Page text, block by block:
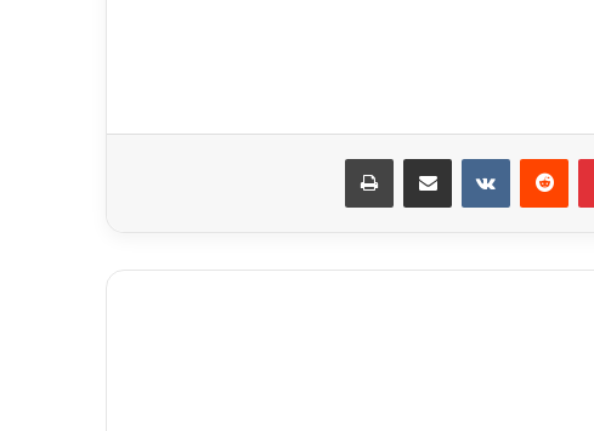
بينتيريست مشاركة عبر البريد